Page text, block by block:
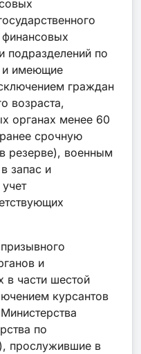
подразделений по
и имеющие
граждан
возраста,
органах менее 60
срочную
резерве), военным
запас и
и
в части шестой
курсантов
по
прослужившие в